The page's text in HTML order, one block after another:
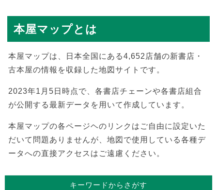
本屋マップとは
本屋マップは、日本全国にある4,652店舗の新書店・
古本屋の情報を収録した地図サイトです。
2023年1月5日時点で、各書店チェーンや各書店組合
が公開する最新データを用いて作成しています。
本屋マップの各ページヘのリンクはご自由に設定いた
だいて問題ありませんが、地図で使用している各種デ
ータへの直接アクセスはご遠慮ください。
キーワードからさがす